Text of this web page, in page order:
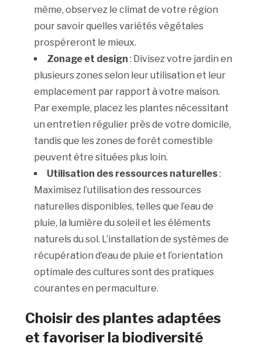
même, observez le climat de votre région
pour savoir quelles variétés végétales
prospéreront le mieux.
Zonage et design : Divisez votre jardin en
plusieurs zones selon leur utilisation et leur
emplacement par rapport à votre maison.
Par exemple, placez les plantes nécessitant
un entretien régulier près de votre domicile,
tandis que les zones de forêt comestible
peuvent être situées plus loin.
Utilisation des ressources naturelles:
Maximisez l’utilisation des ressources
naturelles disponibles, telles que l’eau de
pluie, la lumière du soleil et les éléments
naturels du sol. L’installation de systèmes de
récupération d’eau de pluie et l’orientation
optimale des cultures sont des pratiques
courantes en permaculture.
Choisir des plantes adaptées
et favoriser la biodiversité